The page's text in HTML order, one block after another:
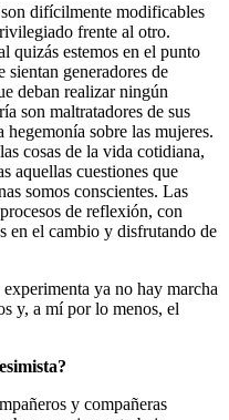
difícilmente modificables
frente al otro.
quizás estemos en el punto
sientan generadores de
deban realizar ningún
son maltratadores de sus
sobre las mujeres.
cosas de la vida cotidiana,
aquellas cuestiones que
somos conscientes. Las
de reflexión, con
en el cambio y disfrutando de
ya no hay marcha
y, a mí por lo menos, el
y compañeras